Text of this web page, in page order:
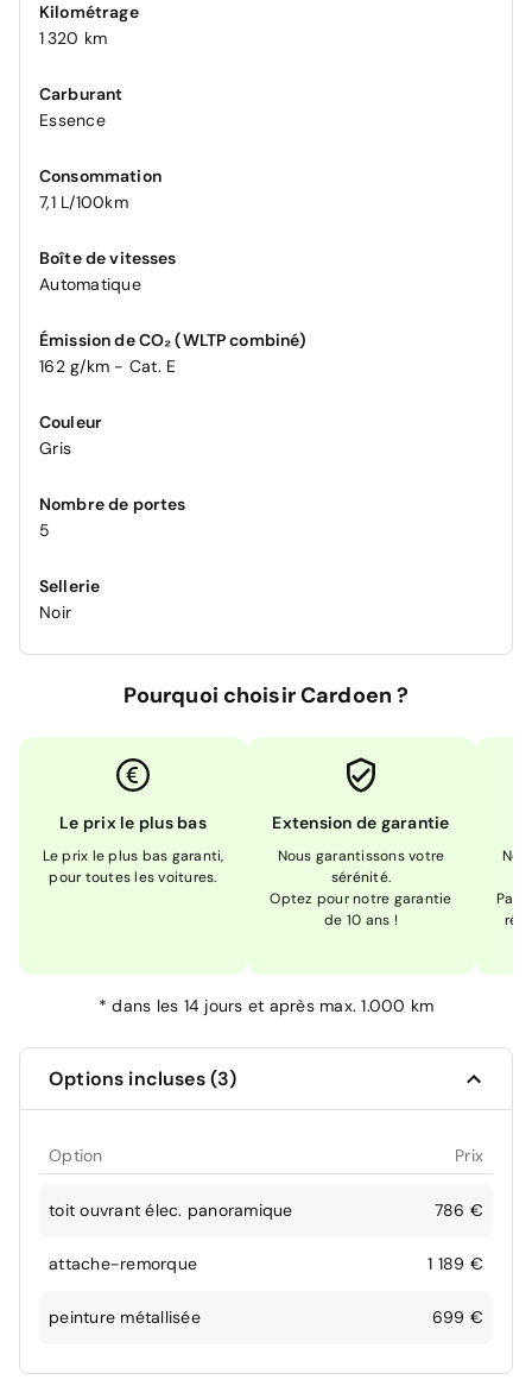
Kilométrage
1 320 km
Carburant
Essence
Consommation
7,1 L/100km
Boîte de vitesses
Automatique
Émission de CO₂ (WLTP combiné)
162 g/km - Cat. E
Couleur
Gris
Nombre de portes
5
Sellerie
Noir
Pourquoi choisir Cardoen ?
Le prix le plus bas
Le prix le plus bas garanti,
pour toutes les voitures.
Extension de garantie
Nous garantissons votre
sérénité.
Optez pour notre garantie
de 10 ans !
Pas
*dans les 14 jours et après max. 1.000 km
Options incluses (3)
Option Prix
toit ouvrant élec. panoramique 786 €
attache-remorque 1 189 €
peinture métallisée 699 €